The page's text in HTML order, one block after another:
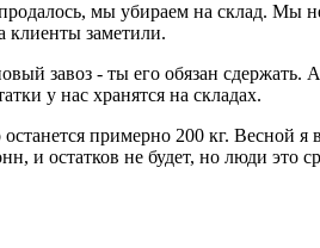
мы убираем на склад. Мы
клиенты заметили.
завоз - ты его обязан сдержать.
у нас хранятся на складах.
примерно 200 кг. Весной
и остатков не будет, но люди это